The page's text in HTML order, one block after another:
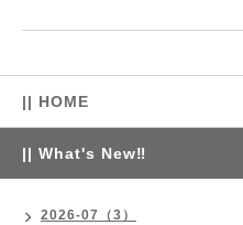
|| HOME
|| What's New‼
2026-07（3）